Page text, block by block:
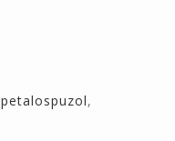
petalospuzol,